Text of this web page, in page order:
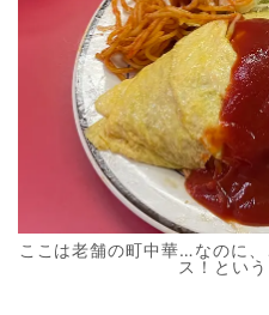
ここは老舗の町中華…なのに
ス！とい